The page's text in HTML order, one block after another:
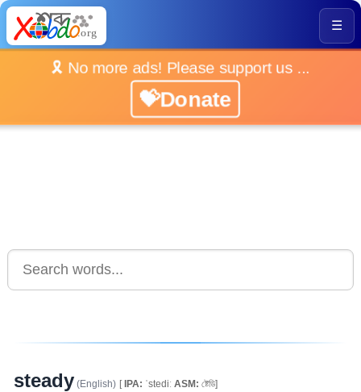
☰
🎗️ No more ads! Please support us ...
💝Donate
steady (English) [IPA: ˈstediː ASM: ষ্টেডি]